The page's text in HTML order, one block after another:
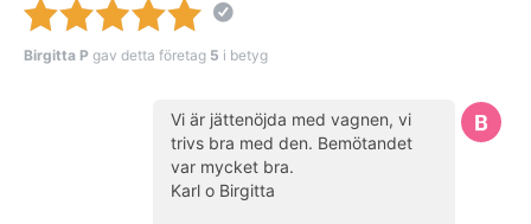
Birgitta P gav detta företag 5 i betyg
Vi är jättenöjda med vagnen, vi
trivs bra med den. Bemötandet
var mycket bra.
Karl o Birgitta